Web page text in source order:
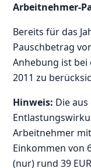
Arbeitnehmer-
Bereits für das
Pauschbetrag
Anhebung ist
2011 zu
Hinweis: Die
Arbeitnehmer
Einkommen von
(nur) rund 39